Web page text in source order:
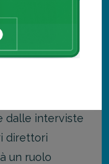
più l’aspetto
spazio ad
paragonabili
il Burning
dalle interviste
direttori
un ruolo